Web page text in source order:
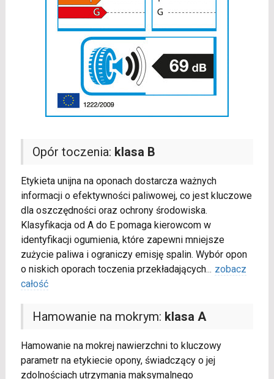
Opór toczenia: klasa B
Etykieta unijna na oponach dostarcza ważnych
informacji o efektywności paliwowej, co jest kluczowe
dla oszczędności oraz ochrony środowiska.
Klasyfikacja od A do E pomaga kierowcom w
identyfikacji ogumienia, które zapewni mniejsze
zużycie paliwa i ograniczy emisję spalin. Wybór opon
o niskich oporach toczenia przekładających... zobacz
całość
Hamowanie na mokrym: klasa A
Hamowanie na mokrej nawierzchni to kluczowy
parametr na etykiecie opony, świadczący o jej
zdolnościach utrzymania maksymalnego